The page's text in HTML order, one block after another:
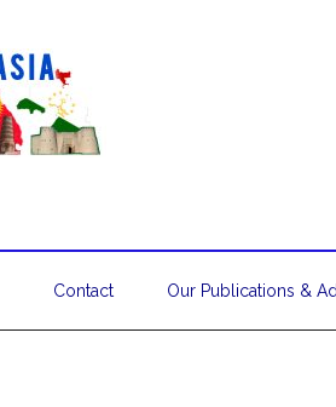
Contact Our Publications &